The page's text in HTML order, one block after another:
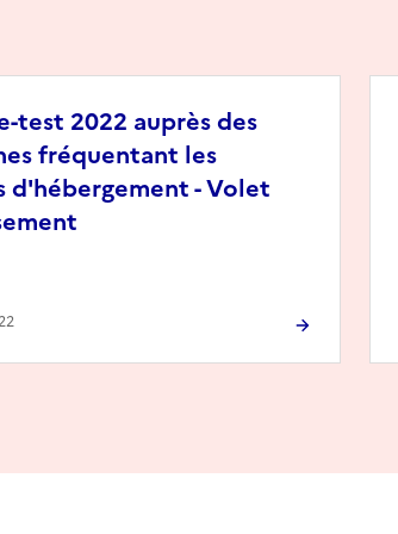
test 2022 auprès des
fréquentant les
d'hébergement - Volet